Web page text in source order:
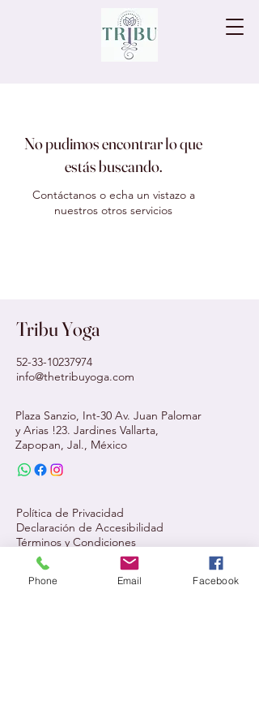
No pudimos encontrar lo que
estás buscando.
Contáctanos o echa un vistazo a
nuestros otros servicios
Tribu Yoga
52-33-10237974
info@thetribuyoga.com
Plaza Sanzio, Int-30 Av. Juan Palomar
y Arias !23. Jardines Vallarta,
Zapopan, Jal., México
Política de Privacidad
Declaración de Accesibilidad
Términos y Condiciones
Phone Email Facebook